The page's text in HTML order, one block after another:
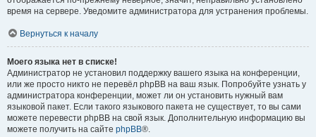
время на сервере. Уведомите администратора для устранения проблемы.
Вернуться к началу
Моего языка нет в списке!
Администратор не установил поддержку вашего языка на конференции,
или же просто никто не перевёл phpBB на ваш язык. Попробуйте узнать у
администратора конференции, может ли он установить нужный вам
языковой пакет. Если такого языкового пакета не существует, то вы сами
можете перевести phpBB на свой язык. Дополнительную информацию вы
можете получить на сайте phpBB®.